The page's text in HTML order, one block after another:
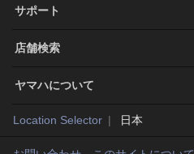
サポート
店舗検索
ヤマハについて
Location Selector 日本